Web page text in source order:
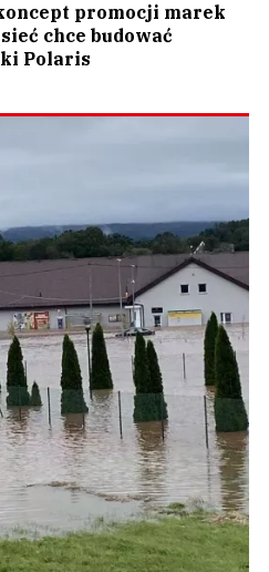
promocji marek
chce budować
Polaris